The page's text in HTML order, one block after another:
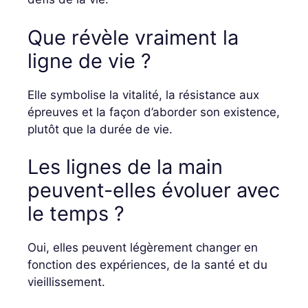
Que révèle vraiment la
ligne de vie ?
Elle symbolise la vitalité, la résistance aux
épreuves et la façon d’aborder son existence,
plutôt que la durée de vie.
Les lignes de la main
peuvent-elles évoluer avec
le temps ?
Oui, elles peuvent légèrement changer en
fonction des expériences, de la santé et du
vieillissement.